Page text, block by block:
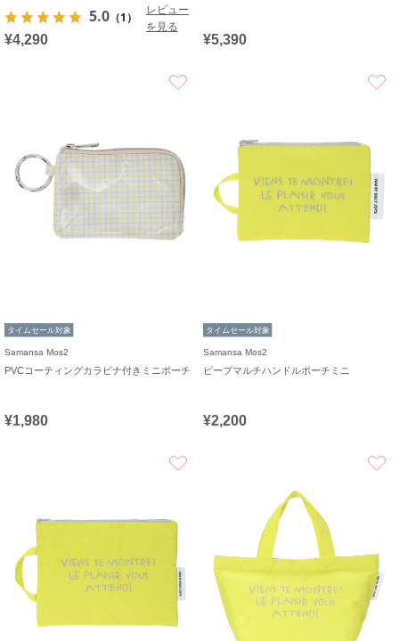
5.0 （1）
レビュー
を見る
¥4,290
¥5,390
タイムセール対象
Samansa Mos2
PVCコーティングカラビナ付きミニポーチ
¥1,980
タイムセール対象
Samansa Mos2
ピープマルチハンドルポーチミニ
¥2,200